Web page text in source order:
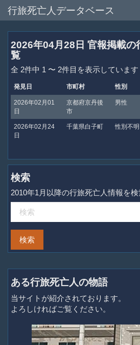
行旅死亡人データベース
2026年04月28日 官報掲載の
覧
全 2件中 1 〜 2件目を表示しています
発見日 市町村 性別
2026年02月01
日
京都府京丹後
市
男性
2026年02月24
日
千葉県白子町 性別不明
検索
2010年1月以降の行旅死亡人情報を
ある行旅死亡人の物語
当サイトが紹介されております。
よろしければご覧ください。